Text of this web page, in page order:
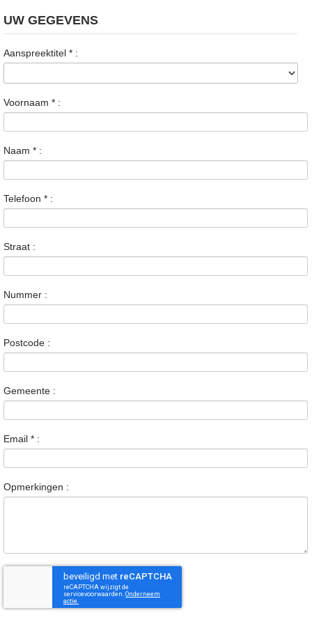
UW GEGEVENS
Aanspreektitel * :
Voornaam * :
Naam * :
Telefoon * :
Straat :
Nummer :
Postcode :
Gemeente :
Email * :
Opmerkingen :